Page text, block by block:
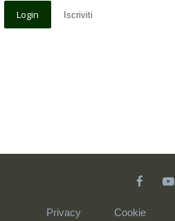
Iscriviti
Privacy Cookie